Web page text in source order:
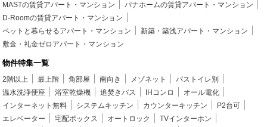
MASTの賃貸アパート・マンション
パナホームの賃貸アパート・マンション
D-Roomの賃貸アパート・マンション
ペットと暮らせるアパート・マンション
新築・築浅アパート・マンション
敷金・礼金ゼロアパート・マンション
物件特集一覧
2階以上 最上階 角部屋 南向き メゾネット
バストイレ別
温水洗浄便座
浴室乾燥機 追焚きバス IHコンロ
オール電化
インターネット無料
システムキッチン カウンターキッチン
P2台可
エレベーター
宅配ボックス オートロック
TVインターホン